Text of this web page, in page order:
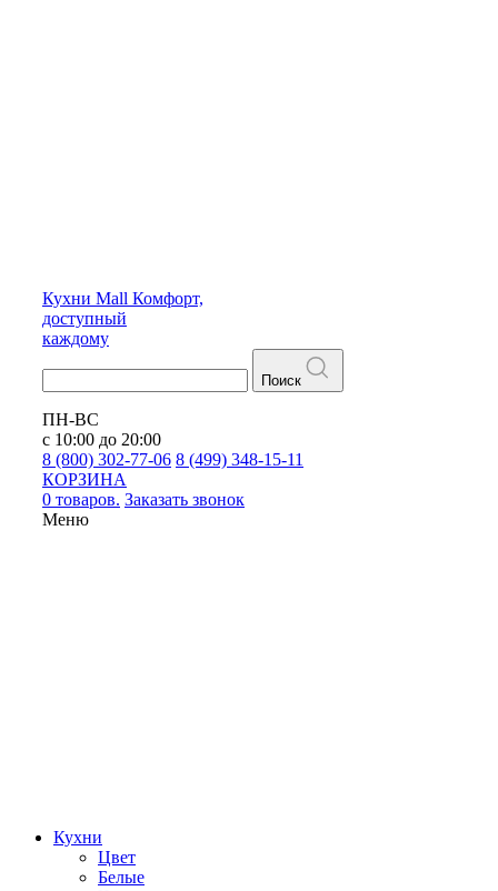
Кухни Mall Комфорт,
доступный
каждому
Поиск
ПН-ВС
с 10:00 до 20:00
8 (800) 302-77-06 8 (499) 348-15-11
КОРЗИНА
0 товаров. Заказать звонок
Меню
Кухни
Цвет
Белые